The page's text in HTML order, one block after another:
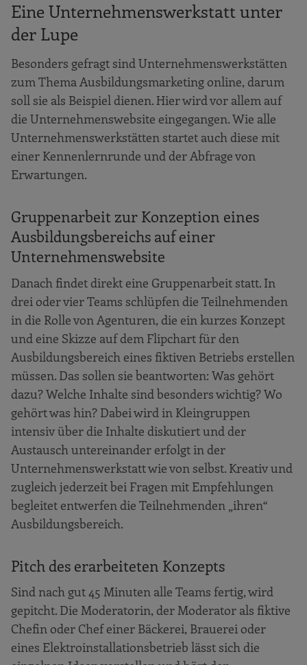
Eine Unternehmenswerkstatt unter
der Lupe
Besonders gefragt sind Unternehmenswerkstätten
zum Thema Ausbildungsmarketing online, darum
soll sie als Beispiel dienen. Hier wird vor allem auf
die Unternehmenswebsite eingegangen. Wie alle
Unternehmenswerkstätten startet auch diese mit
einer Kennenlernrunde und der Abfrage von
Erwartungen.
Gruppenarbeit zur Konzeption eines
Ausbildungsbereichs auf einer
Unternehmenswebsite
Danach findet direkt eine Gruppenarbeit statt. In
drei oder vier Teams schlüpfen die Teilnehmenden
in die Rolle von Agenturen, die ein kurzes Konzept
und eine Skizze auf dem Flipchart für den
Ausbildungsbereich eines fiktiven Betriebs erstellen
müssen. Das sollen sie beantworten: Was gehört
dazu? Welche Inhalte sind besonders wichtig? Wo
gehört was hin? Dabei wird in Kleingruppen
intensiv über die Inhalte diskutiert und der
Austausch untereinander erfolgt in der
Unternehmenswerkstatt wie von selbst. Kreativ und
zugleich jederzeit bei Fragen mit Empfehlungen
begleitet entwerfen die Teilnehmenden „ihren“
Ausbildungsbereich.
Pitch des erarbeiteten Konzepts
Sind nach gut 45 Minuten alle Teams fertig, wird
gepitcht. Die Moderatorin, der Moderator als fiktive
Chefin oder Chef einer Bäckerei, Brauerei oder
eines Elektroinstallationsbetrieb lässt sich die